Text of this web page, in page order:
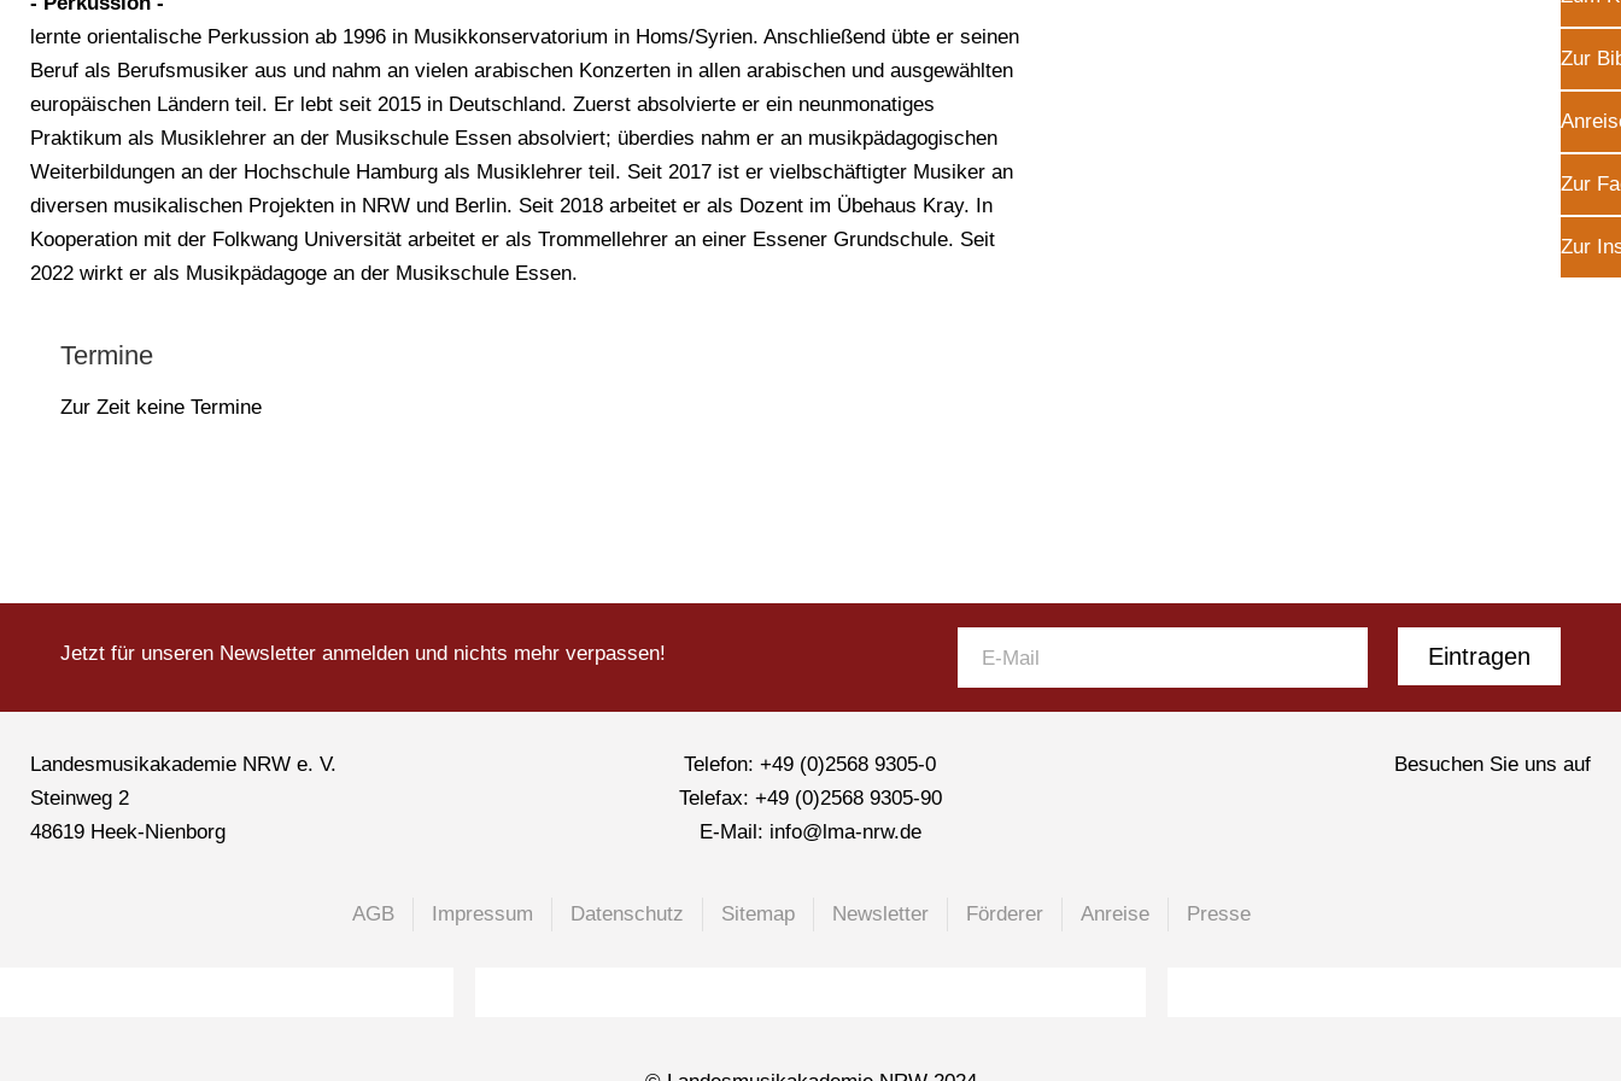
lernte orientalische Perkussion ab 1996 in Musikkonservatorium in Homs/Syrien. Anschließend übte er seinen
Beruf als Berufsmusiker aus und nahm an vielen arabischen Konzerten in allen arabischen und ausgewählten
europäischen Ländern teil. Er lebt seit 2015 in Deutschland. Zuerst absolvierte er ein neunmonatiges
Praktikum als Musiklehrer an der Musikschule Essen absolviert; überdies nahm er an musikpädagogischen
Weiterbildungen an der Hochschule Hamburg als Musiklehrer teil. Seit 2017 ist er vielbschäftigter Musiker an
diversen musikalischen Projekten in NRW und Berlin. Seit 2018 arbeitet er als Dozent im Übehaus Kray. In
Kooperation mit der Folkwang Universität arbeitet er als Trommellehrer an einer Essener Grundschule. Seit
2022 wirkt er als Musikpädagoge an der Musikschule Essen.
Termine
Zur Zeit keine Termine
Eintragen
Jetzt für unseren Newsletter anmelden und nichts mehr verpassen!
Landesmusikakademie NRW e. V.
Steinweg 2
48619 Heek-Nienborg
Telefon: +49 (0)2568 9305-0
Telefax: +49 (0)2568 9305-90
E-Mail: info@lma-nrw.de
Besuchen Sie uns auf
AGB Impressum Datenschutz Sitemap Newsletter Förderer Anreise Presse
Zur
Zur
Zur